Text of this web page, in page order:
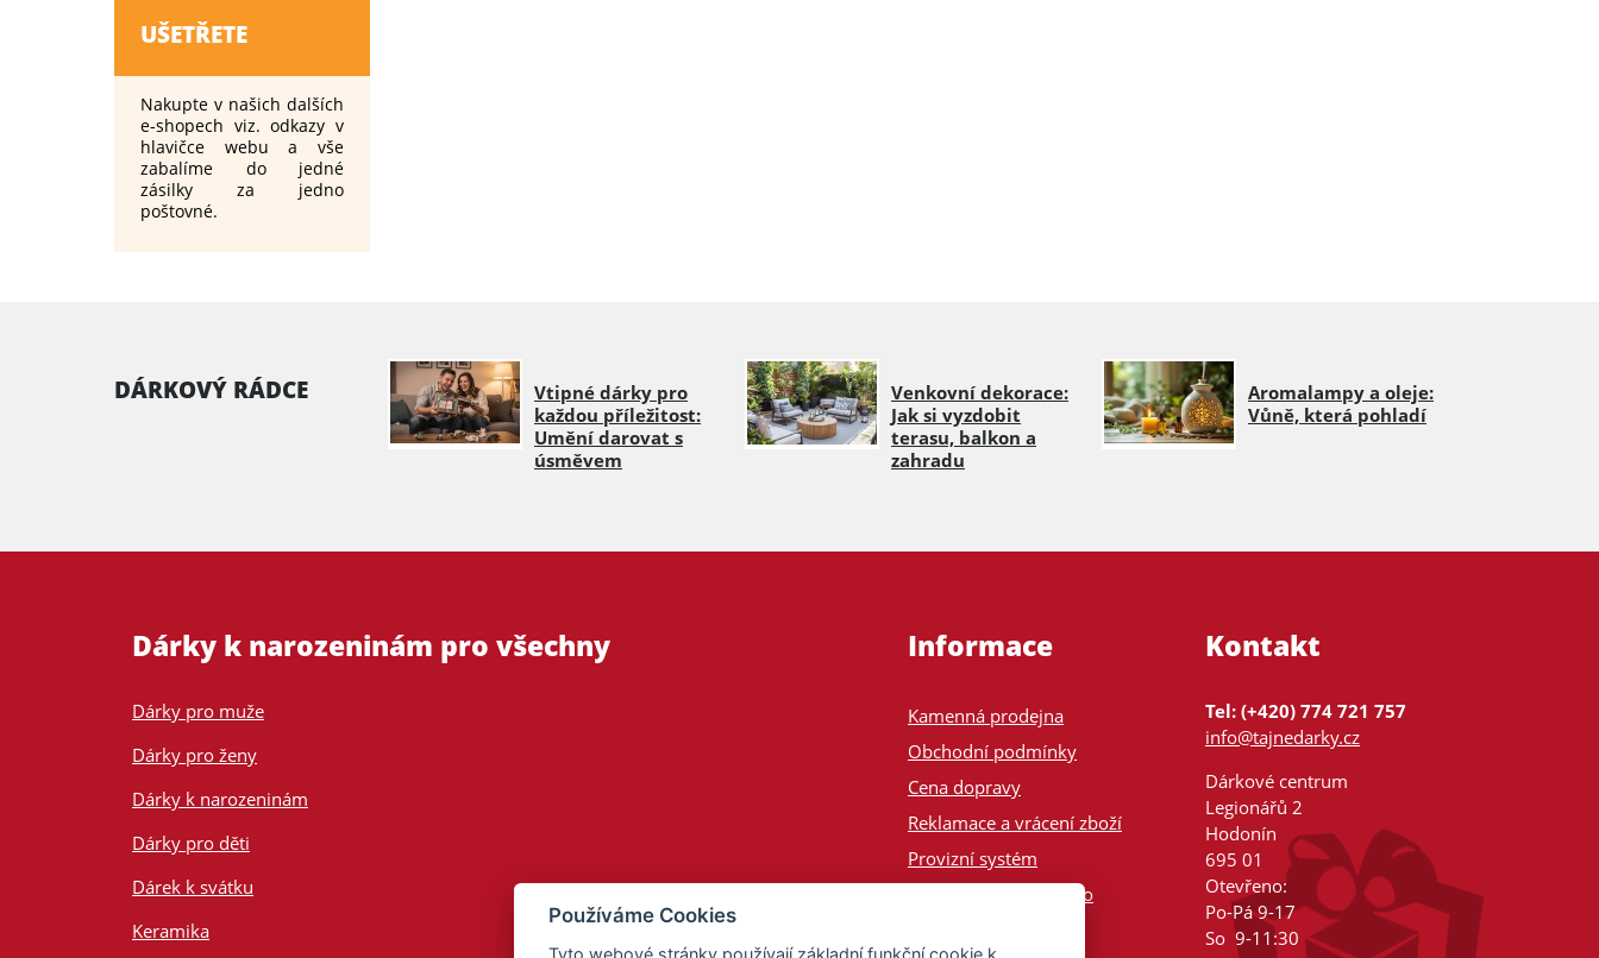
UŠETŘETE
Nakupte v našich dalších
e-shopech viz. odkazy v
hlavičce webu a vše
zabalíme do jedné
zásilky za jedno
poštovné.
DÁRKOVÝ RÁDCE
Vtipné dárky pro
každou příležitost:
Umění darovat s
úsměvem
Venkovní dekorace:
Jak si vyzdobit
terasu, balkon a
zahradu
Aromalampy a oleje:
Vůně, která pohladí
Dárky k narozeninám pro všechny
Dárky pro muže
Dárky pro ženy
Dárky k narozeninám
Dárky pro děti
Dárek k svátku
Keramika
Informace
Kamenná prodejna
Obchodní podmínky
Cena dopravy
Reklamace a vrácení zboží
Provizní systém
Odeslání na Slovensko
Kontakt
Tel: (+420) 774 721 757
info@tajnedarky.cz
Dárkové centrum
Legionářů 2
Hodonín
695 01
Otevřeno:
Po-Pá 9-17
So 9-11:30
Používáme Cookies
Tyto webové stránky používají základní funkční cookie k